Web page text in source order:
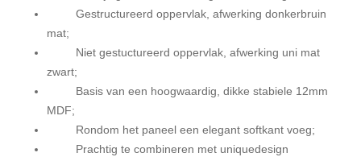
Gestructureerd oppervlak, afwerking donkerbruin
mat;
Niet gestuctureerd oppervlak, afwerking uni mat
zwart;
Basis van een hoogwaardig, dikke stabiele 12mm
MDF;
Rondom het paneel een elegant softkant voeg;
Prachtig te combineren met uniquedesign